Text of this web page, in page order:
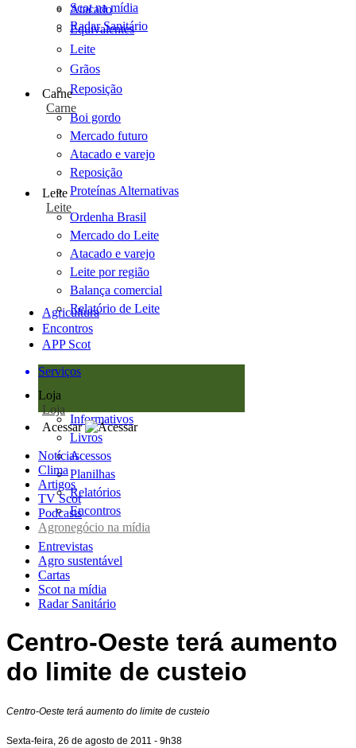
Scot na mídia
Radar Sanitário
Atacado
Equivalentes
Leite
Grãos
Reposição
Carne
Carne
Boi gordo
Mercado futuro
Atacado e varejo
Reposição
Proteínas Alternativas
Leite
Leite
Ordenha Brasil
Mercado do Leite
Atacado e varejo
Leite por região
Balança comercial
Relatório de Leite
Agricultura
Encontros
APP Scot
Serviços
Loja
Loja
Informativos
Livros
Acessos
Planilhas
Relatórios
Encontros
Acessar
Notícias
Clima
Artigos
TV Scot
Podcasts
Agronegócio na mídia
Entrevistas
Agro sustentável
Cartas
Scot na mídia
Radar Sanitário
Centro-Oeste terá aumento
do limite de custeio
Centro-Oeste terá aumento do limite de custeio
Sexta-feira, 26 de agosto de 2011 - 9h38